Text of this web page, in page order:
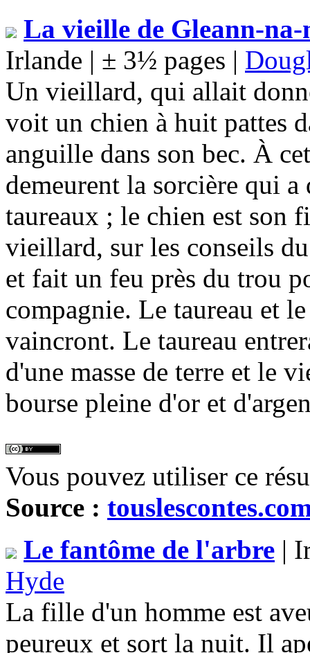
La vieille de Gleann-
Irlande | ± 3½ pages |
Un vieillard, qui allait
voit un chien à huit pattes
anguille dans son bec. À
demeurent la sorcière qui
taureaux ; le chien est son
vieillard, sur les conseils
et fait un feu près du trou
compagnie. Le taureau et
vaincront. Le taureau
d'une masse de terre et le
bourse pleine d'or et
Vous pouvez utiliser ce
Source :
Le fantôme de l'arbre |
Hyde
La fille d'un homme est
peureux et sort la nuit. Il